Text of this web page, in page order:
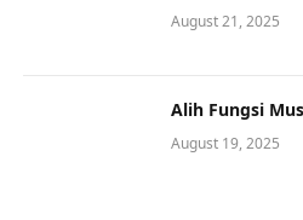
August 21, 2025
Alih Fungsi
August 19, 2025